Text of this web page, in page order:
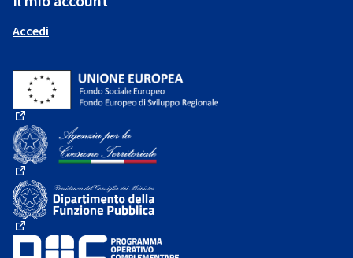
Accedi
(Collegamento esterno)
(Collegamento esterno)
(Collegamento esterno)